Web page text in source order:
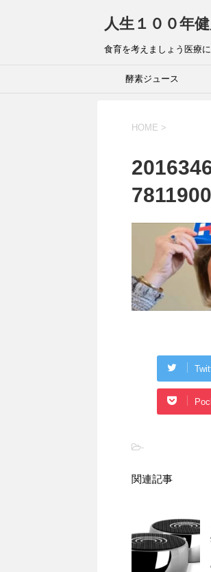
人生１００年
食育を考えましょう医療に
酵素ジュース
HOME >
-
関連記事